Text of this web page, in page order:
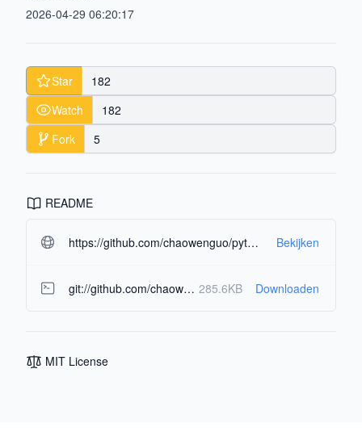
2026-04-29 06:20:17
Star
182
Watch
182
Fork
5
README
https://github.com/chaowenguo/python-tls-client.git#readme-ov-file Bekijken
git://github.com/chaowenguo/python-tls-client.git 285.6KB Downloaden
MIT License